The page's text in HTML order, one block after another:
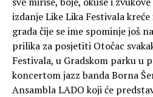
izdanje Like Lika Festivala
grada čije se ime spominje još
prilika za posjetiti Otočac
Festivala, u Gradskom parku u
koncertom jazz banda Borna
Ansambla LADO koji će